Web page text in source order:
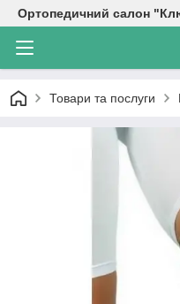
Ортопедичний салон
Товари та послуги